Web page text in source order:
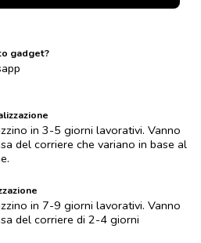
gadget?
in 3-5 giorni lavorativi. Vanno
del corriere che variano in base al
in 7-9 giorni lavorativi. Vanno
del corriere di 2-4 giorni